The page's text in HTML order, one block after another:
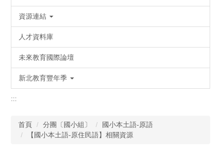
資源連結
人才資料庫
未來教育國際論壇
新北教育豐年季
:::
首頁 分團〔國小組〕
國小本土語-原語
【國小本土語-原住民語】相關資源